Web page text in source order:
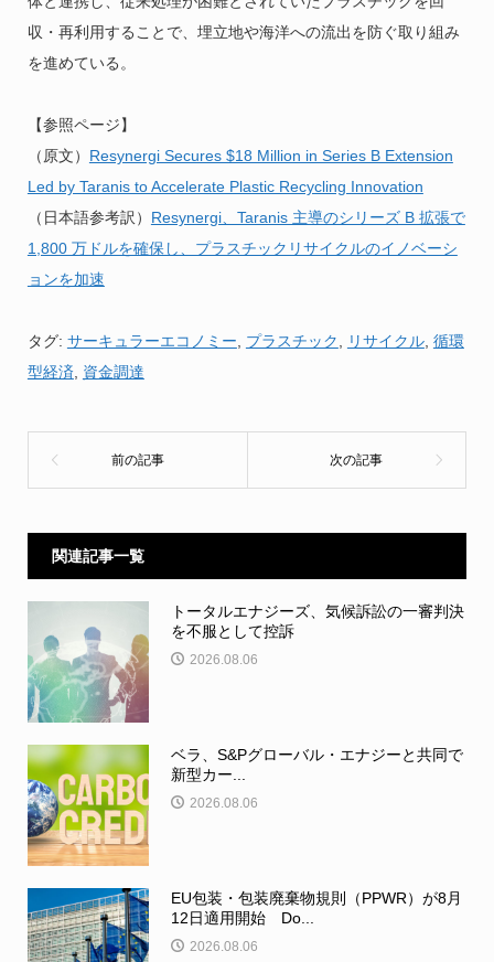
収・再利用することで、埋立地や海洋への流出を防ぐ取り組み
を進めている。
【参照ページ】
（原文） Resynergi Secures $18 Million in Series B Extension
Led by Taranis to Accelerate Plastic Recycling Innovation
（日本語参考訳） Resynergi、Taranis 主導のシリーズ B 拡張で
1,800 万ドルを確保し、プラスチックリサイクルのイノベーシ
ョンを加速
タグ: サーキュラーエコノミー プラスチック リサイクル, 循環
型経済, 資金調達
関連記事一覧
トータルエナジーズ、気候訴訟の一審判決
を不服として控訴
2026.08.06
ベラ、S&Pグローバル・エナジーと共同で
新型カー...
2026.08.06
EU包装・包装廃棄物規則（PPWR）が8月
12日適用開始 Do...
2026.08.06